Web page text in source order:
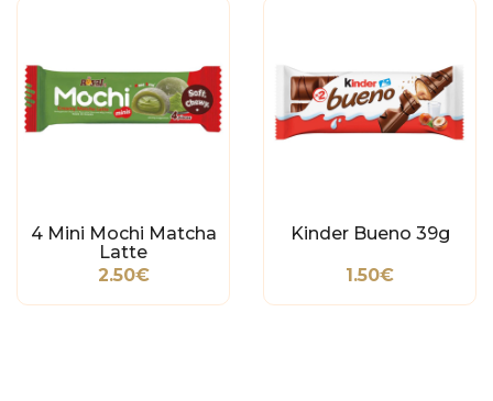
4 Mini Mochi Matcha
Latte
2.50€
Kinder Bueno 39g
1.50€